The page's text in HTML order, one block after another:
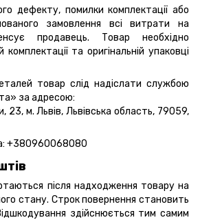
дефекту, помилки комплектації або
замовлення всі витрати на
продавець. Товар необхідно
комплектації та оригінальній упаковці
товар слід надіслати службою
за адресою:
23, м. Львів, Львівська область, 79059,
+380960068080
після надходження товару на
стану. Строк повернення становить
здійснюється тим самим